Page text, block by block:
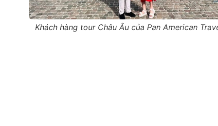
Khách hàng tour Châu Âu của Pan American